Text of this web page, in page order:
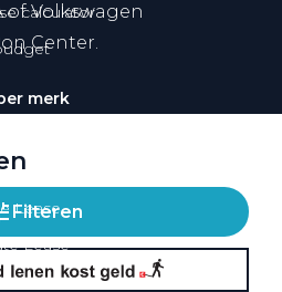
calculator
merk
Lease
Lease
of Volkswagen
Center.
Filteren